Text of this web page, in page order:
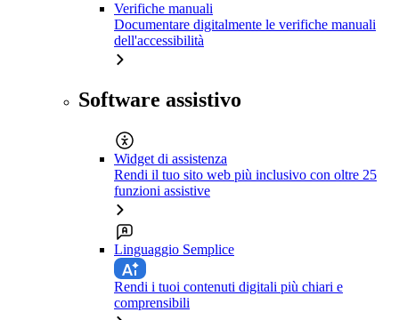
Verifiche manuali
Documentare digitalmente le verifiche manuali
dell'accessibilità
Software assistivo
Widget di assistenza
Rendi il tuo sito web più inclusivo con oltre 25
funzioni assistive
Linguaggio Semplice
Rendi i tuoi contenuti digitali più chiari e
comprensibili